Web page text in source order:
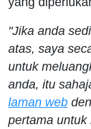
"Jika anda
atas, saya
untuk
anda, itu
laman web
pertama untuk